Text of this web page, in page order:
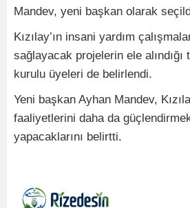
Mandev, yeni başkan olarak
Kızılay’ın insani yardım
sağlayacak projelerin ele alındığı
kurulu üyeleri de belirlendi.
Yeni başkan Ayhan Mandev,
faaliyetlerini daha da
yapacaklarını belirtti.